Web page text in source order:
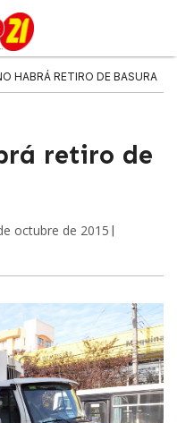
HABRÁ RETIRO DE BASURA
retiro de
octubre de 2015